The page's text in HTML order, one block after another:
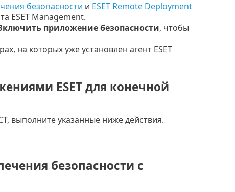
безопасности и ESET Remote Deployment
ESET Management.
приложение безопасности, чтобы
на которых уже установлен агент ESET
ESET для конечной
выполните указанные ниже действия.
безопасности с